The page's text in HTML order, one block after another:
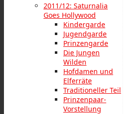
2011/12: Saturnalia
Goes Hollywood
Kindergarde
Jugendgarde
Prinzengarde
Die Jungen
Wilden
Hofdamen und
Elferräte
Traditioneller Teil
Prinzenpaar-
Vorstellung